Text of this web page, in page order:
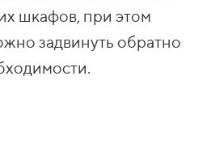
шкафов, при этом
задвинуть обратно